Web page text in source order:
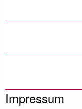
Impressum